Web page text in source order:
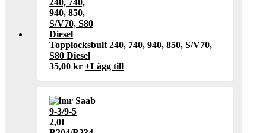
Topplocksbult 240, 740, 940, 850, S/V70,
S80 Diesel
35,00 kr +Lägg till